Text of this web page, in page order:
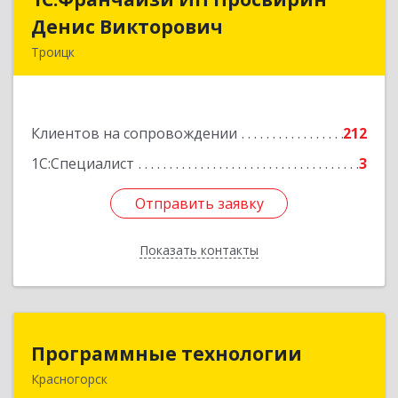
Денис Викторович
Троицк
Клиентов на сопровождении
212
1С:Специалист
3
Отправить заявку
Показать контакты
Денис Викторович
Подробнее
Отправить заявку
Назад
Программные технологии
Красногорск
143408, Московская обл, Красногорский р-н,